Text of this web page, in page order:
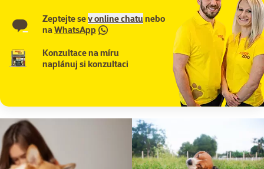
Zeptejte sev online chatunebo
naWhatsApp
Konzultace na míru
naplánuj si konzultaci